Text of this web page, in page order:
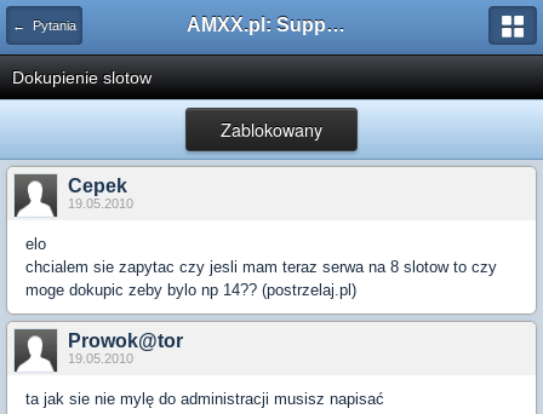
← Pytania AMXX.pl: Support AMX Mod X i SourceMod
Dokupienie slotow
Zablokowany
Cepek
19.05.2010
elo
chcialem sie zapytac czy jesli mam teraz serwa na 8 slotow to czy
moge dokupic zeby bylo np 14?? (postrzelaj.pl)
Prowok@tor
19.05.2010
ta jak sie nie mylę do administracji musisz napisać